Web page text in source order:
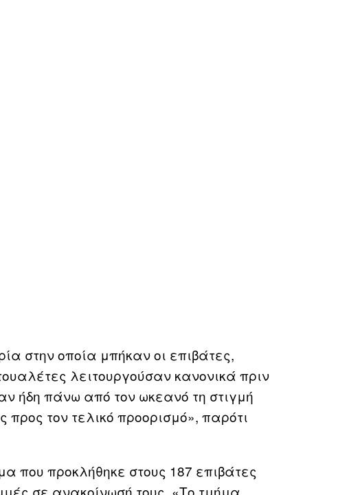
στην οποία μπήκαν οι επιβάτες,
λειτουργούσαν κανονικά πριν
ήδη πάνω από τον ωκεανό τη στιγμή
προς τον τελικό προορισμό», παρότι
που προκλήθηκε στους 187 επιβάτες